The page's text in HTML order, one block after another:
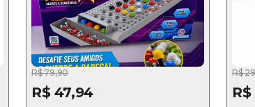
R$ 79,90
R$ 47,94
R$
R$